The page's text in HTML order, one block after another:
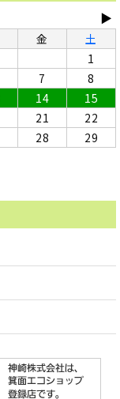
▶
金
土
1
7
8
14
15
21
22
28
29